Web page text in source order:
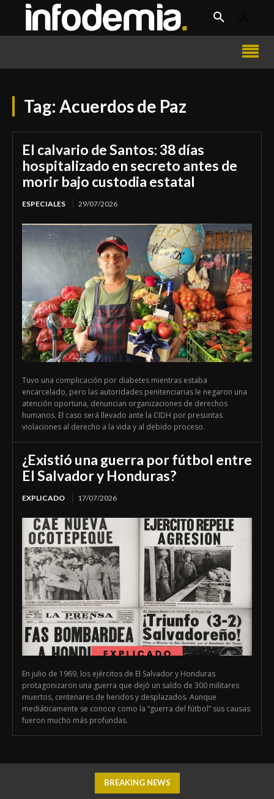
Tag: Acuerdos de Paz
El calvario de Santos: 38 días
hospitalizado en secreto antes de
morir bajo custodia estatal
ESPECIALES 29/07/2026
Tuvo una complicación por diabetes mientras estaba
encarcelado, pero las autoridades penitenciarias le negaron una
atención oportuna, denuncian organizaciones de derechos
humanos. El caso será llevado ante la CIDH por presuntas
violaciones al derecho a la vida y al debido proceso.
¿Existió una guerra por fútbol entre
El Salvador y Honduras?
EXPLICADO 17/07/2026
En julio de 1969, los ejércitos de El Salvador y Honduras
protagonizaron una guerra que dejó un saldo de 300 militares
muertos, centenares de heridos y desplazados. Aunque
mediáticamente se conoce como la “guerra del fútbol” sus causas
fueron mucho más profundas.
BREAKING NEWS